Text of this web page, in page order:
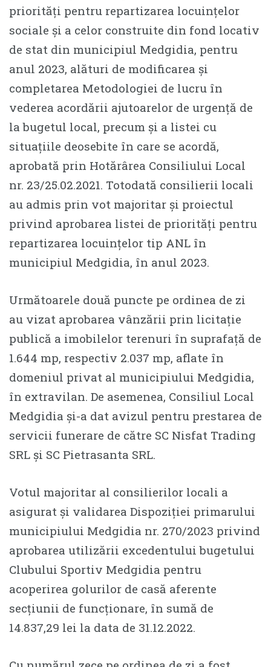
priorități pentru repartizarea locuințelor
sociale și a celor construite din fond locativ
de stat din municipiul Medgidia, pentru
anul 2023, alături de modificarea și
completarea Metodologiei de lucru în
vederea acordării ajutoarelor de urgență de
la bugetul local, precum și a listei cu
situațiile deosebite în care se acordă,
aprobată prin Hotărârea Consiliului Local
nr. 23/25.02.2021. Totodată consilierii locali
au admis prin vot majoritar și proiectul
privind aprobarea listei de priorități pentru
repartizarea locuințelor tip ANL în
municipiul Medgidia, în anul 2023.
Următoarele două puncte pe ordinea de zi
au vizat aprobarea vânzării prin licitație
publică a imobilelor terenuri în suprafață de
1.644 mp, respectiv 2.037 mp, aflate în
domeniul privat al municipiului Medgidia,
în extravilan. De asemenea, Consiliul Local
Medgidia și-a dat avizul pentru prestarea de
servicii funerare de către SC Nisfat Trading
SRL și SC Pietrasanta SRL.
Votul majoritar al consilierilor locali a
asigurat și validarea Dispoziției primarului
municipiului Medgidia nr. 270/2023 privind
aprobarea utilizării excedentului bugetului
Clubului Sportiv Medgidia pentru
acoperirea golurilor de casă aferente
secțiunii de funcționare, în sumă de
14.837,29 lei la data de 31.12.2022.